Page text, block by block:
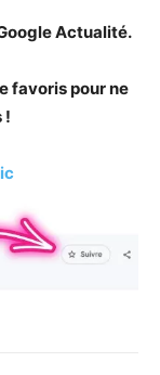
Actualité.
favoris pour ne
!